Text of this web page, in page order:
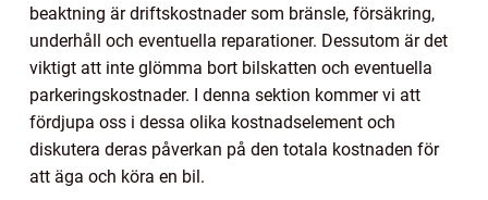
beaktning är driftskostnader som bränsle, försäkring,
underhåll och eventuella reparationer. Dessutom är det
viktigt att inte glömma bort bilskatten och eventuella
parkeringskostnader. I denna sektion kommer vi att
fördjupa oss i dessa olika kostnadselement och
diskutera deras påverkan på den totala kostnaden för
att äga och köra en bil.